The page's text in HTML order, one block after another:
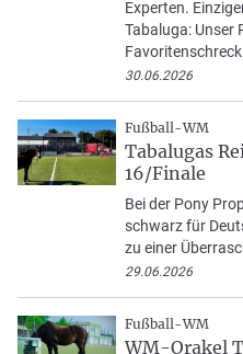
Experten.
Tabaluga: Unser
30.06.2026
Fußball-WM
Tabalugas
16/Finale
Bei der Pony
schwarz für
zu einer
29.06.2026
Fußball-WM
WM-Orakel